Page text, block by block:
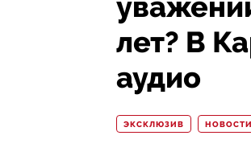
лет? В
аудио
ЭКСКЛЮЗИВ НОВОСТИ